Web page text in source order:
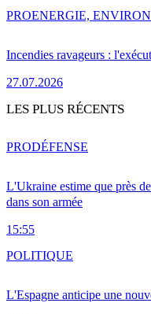
Incendies ravageurs :
27.07.2026
PROENERGIE,
LES PLUS RÉCENTS
L'Ukraine estime que près
dans son armée
15:55
PRODÉFENSE
L'Espagne anticipe une
POLITIQUE